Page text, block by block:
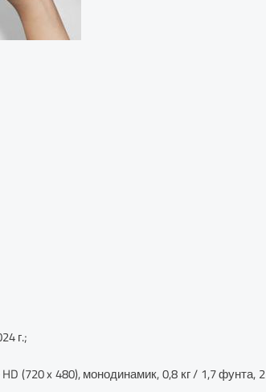
г.;
(720 x 480), монодинамик, 0,8 кг / 1,7 фунта, 2